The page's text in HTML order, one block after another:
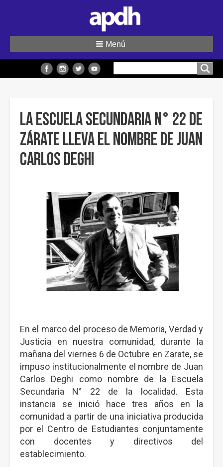
sitio
Menú
La Escuela Secundaria N° 22 de
Zárate lleva el nombre de Juan
Carlos Deghi
En el marco del proceso de Memoria, Verdad y
Justicia en nuestra comunidad, durante la
mañana del viernes 6 de Octubre en Zarate, se
impuso institucionalmente el nombre de Juan
Carlos Deghi como nombre de la Escuela
Secundaria N° 22 de la localidad. Esta
instancia se inició hace tres años en la
comunidad a partir de una iniciativa producida
por el Centro de Estudiantes conjuntamente
con docentes y directivos del
establecimiento.